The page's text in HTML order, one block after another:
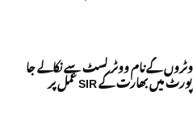
کے نام ووٹر لسٹ سے نکالے جا
رہے ہیں؟ UN کی رپورٹ میں بھارت کے SIR عمل پر